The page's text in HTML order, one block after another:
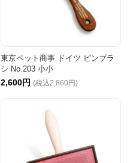
東京ペット商事 ドイツ ピンブラ
シ No.203 小小
2,600円 (税込2,860円)